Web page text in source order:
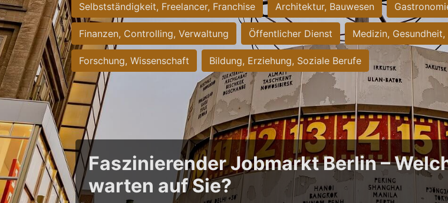
Selbstständigkeit, Freelancer, Franchise Architektur, Bauwesen
Finanzen, Controlling, Verwaltung Öffentlicher Dienst Medizin,
Forschung, Wissenschaft Bildung, Erziehung, Soziale Berufe
Faszinierender Jobmarkt Berlin –
warten auf Sie?